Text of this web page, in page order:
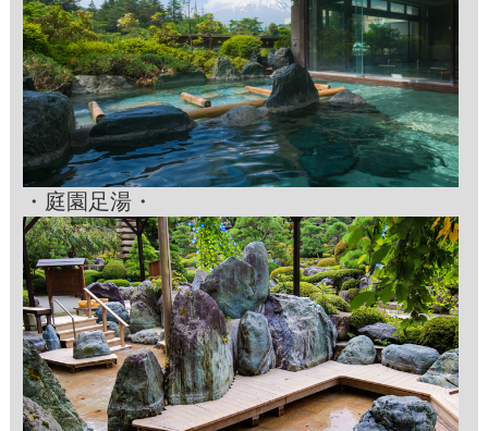
・庭園足湯・